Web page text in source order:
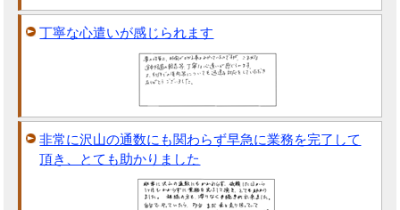
丁寧な心遣いが感じられます
非常に沢山の通数にも関わらず早急に業務を完了して
頂き、とても助かりました